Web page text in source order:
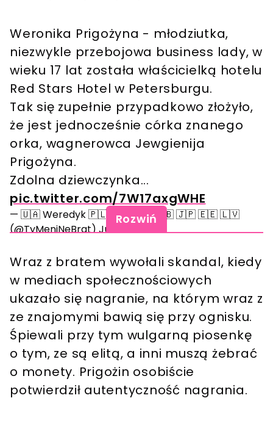
Weronika Prigożyna - młodziutka,
niezwykle przebojowa business lady, w
wieku 17 lat została właścicielką hotelu
Red Stars Hotel w Petersburgu.
Tak się zupełnie przypadkowo złożyło,
że jest jednocześnie córka znanego
orka, wagnerowca Jewgienija
Prigożyna.
Zdolna dziewczynka...
pic.twitter.com/7W17axgWHE
— 🇺🇦 Weredyk 🇵🇱 🇱🇹 🇺🇸 🇬🇧 🇯🇵 🇪🇪 🇱🇻
(@TyMeniNeBrat)June 5, 2023
Rozwiń
Wraz z bratem wywołali skandal, kiedy
w mediach społecznościowych
ukazało się nagranie, na którym wraz z
ze znajomymi bawią się przy ognisku.
Śpiewali przy tym wulgarną piosenkę
o tym, ze są elitą, a inni muszą żebrać
o monety. Prigożin osobiście
potwierdził autentyczność nagrania.